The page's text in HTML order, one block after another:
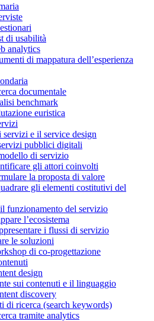
di usabilità
analytics
di mappatura dell’esperienza
documentale
benchmark
euristica
servizi e il service design
pubblici digitali
di servizio
gli attori coinvolti
la proposta di valore
gli elementi costitutivi del
funzionamento del servizio
l’ecosistema
i flussi di servizio
le soluzioni
di co-progettazione
design
sui contenuti e il linguaggio
discovery
di ricerca (search keywords)
tramite analytics